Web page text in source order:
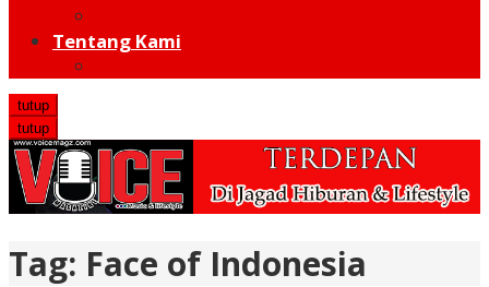
Tentang Kami
tutup
tutup
Tag: Face of Indonesia